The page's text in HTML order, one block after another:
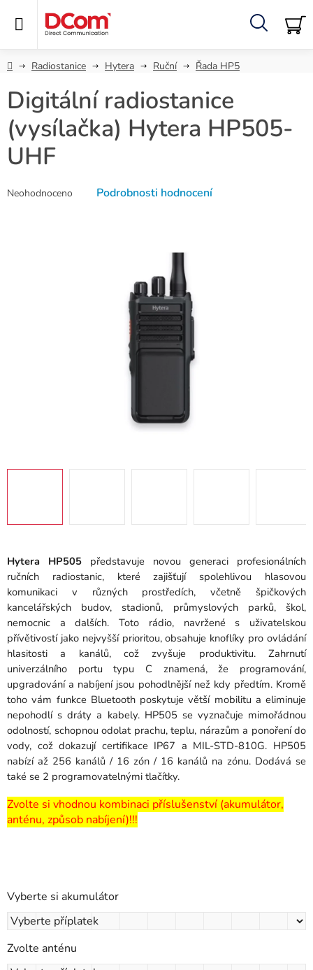
Hledat
DomůRadiostanice Hytera Ruční Řada HP5
Hytera HP505 představuje novou generaci profesionálních
ručních radiostanic, které zajišťují spolehlivou hlasovou
komunikaci v různých prostředích, včetně špičkových
kancelářských budov, stadionů, průmyslových parků, škol,
nemocnic a dalších.
Toto rádio, navržené s uživatelskou
přívětivostí jako nejvyšší prioritou, obsahuje knoflíky pro ovládání
hlasitosti a kanálů, což zvyšuje produktivitu.
Zahrnutí
univerzálního portu typu C znamená, že programování,
upgradování a nabíjení jsou pohodlnější než kdy předtím. Kromě
toho vám funkce Bluetooth poskytuje větší mobilitu a eliminuje
nepohodlí s dráty a kabely. HP505 se vyznačuje mimořádnou
odolností, schopnou odolat prachu, teplu, nárazům a ponoření do
vody, což dokazují certifikace IP67 a MIL-STD-810G. HP505
nabízí až 256 kanálů / 16 zón / 16 kanálů na zónu. Dodává se
také se 2 programovatelnými tlačítky.
Zvolte si vhodnou kombinaci příslušenství (akumulátor,
anténu, způsob nabíjení)!!!
Vyberte si akumulátor
Zvolte anténu
Digitální radiostanice
(vysílačka) Hytera HP505-
UHF
hodnocení
Neohodnoceno Podrobnosti hodnocení